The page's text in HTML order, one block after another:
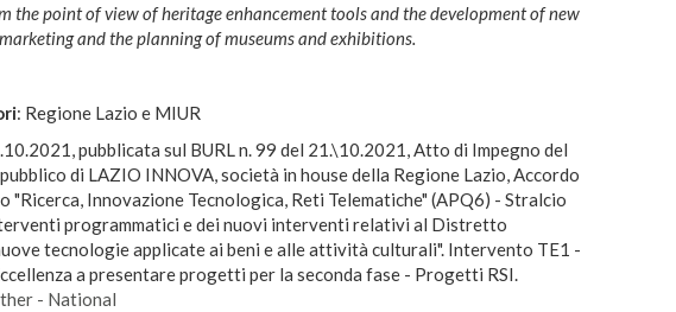
the point of view of heritage enhancement tools and the development of new
and the planning of museums and exhibitions.
: Regione Lazio e MIUR
pubblicata sul BURL n. 99 del 21.\10.2021, Atto di Impegno del
di LAZIO INNOVA, società in house della Regione Lazio, Accordo
"Ricerca, Innovazione Tecnologica, Reti Telematiche" (APQ6) - Stralcio
programmatici e dei nuovi interventi relativi al Distretto
tecnologie applicate ai beni e alle attività culturali". Intervento TE1 -
a presentare progetti per la seconda fase - Progetti RSI.
- National